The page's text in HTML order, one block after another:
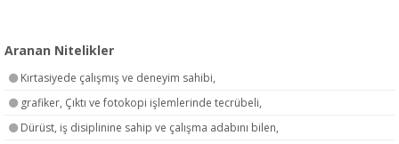
Aranan Nitelikler
Kırtasiyede çalışmış ve deneyim sahibi,
grafiker, Çıktı ve fotokopi işlemlerinde tecrübeli,
Dürüst, iş disiplinine sahip ve çalışma adabını bilen,